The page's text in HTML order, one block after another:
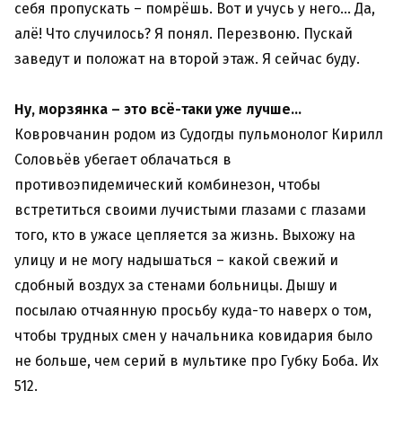
себя пропускать – помрёшь. Вот и учусь у него… Да,
алё! Что случилось? Я понял. Перезвоню. Пускай
заведут и положат на второй этаж. Я сейчас буду.
Ну, морзянка – это всё-таки уже лучше…
Ковровчанин родом из Судогды пульмонолог Кирилл
Соловьёв убегает облачаться в
противоэпидемический комбинезон, чтобы
встретиться своими лучистыми глазами с глазами
того, кто в ужасе цепляется за жизнь. Выхожу на
улицу и не могу надышаться – какой свежий и
сдобный воздух за стенами больницы. Дышу и
посылаю отчаянную просьбу куда-то наверх о том,
чтобы трудных смен у начальника ковидария было
не больше, чем серий в мультике про Губку Боба. Их
512.